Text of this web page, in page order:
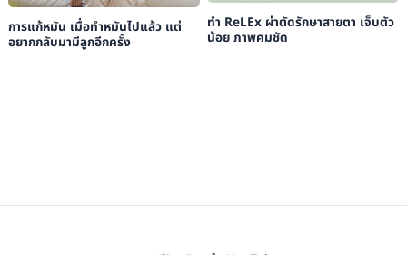
การแก้หมัน เมื่อทำหมันไปแล้ว แต่
อยากกลับมามีลูกอีกครั้ง
ทำ ReLEx ผ่าตัดรักษาสายตา เจ็บตัว
น้อย ภาพคมชัด